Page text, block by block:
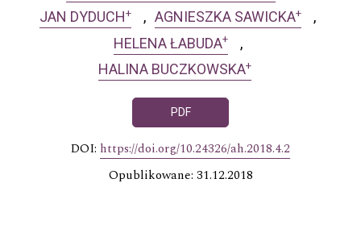
JAN DYDUCH+ AGNIESZKA SAWICKA+
HELENA ŁABUDA+
HALINA BUCZKOWSKA+
PDF
DOI: https://doi.org/10.24326/ah.2018.4.2
Opublikowane: 31.12.2018